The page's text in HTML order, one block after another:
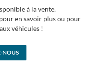
à la vente.
en savoir plus ou pour
véhicules !
NOUS